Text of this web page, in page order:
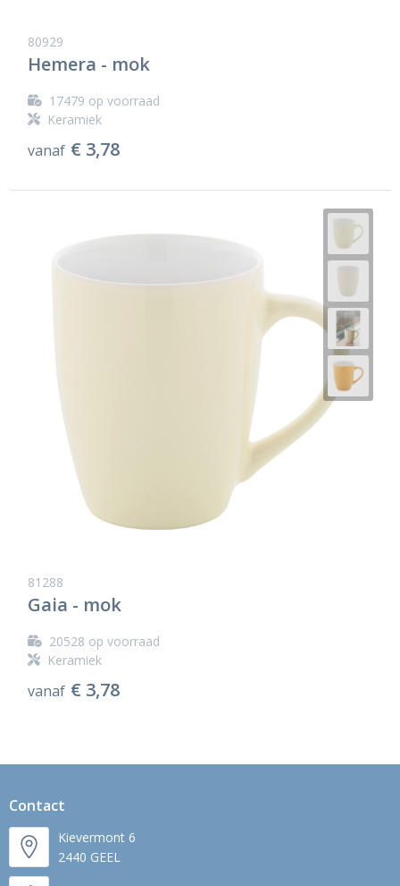
80929
Hemera - mok
17479 op voorraad
Keramiek
vanaf € 3,78
81288
Gaia - mok
20528 op voorraad
Keramiek
vanaf € 3,78
Contact
Kievermont 6
2440 GEEL